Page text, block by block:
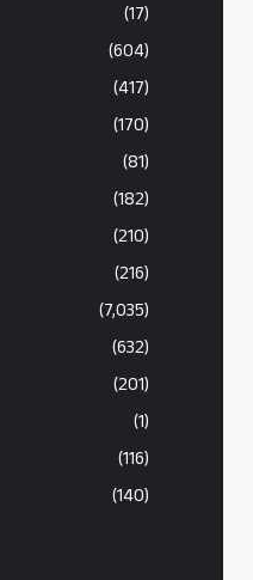
(17)
(604)
(417)
(170)
(81)
(182)
(210)
(216)
(7,035)
(632)
(201)
(1)
(116)
(140)